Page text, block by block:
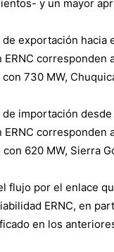
y un mayor
hacia el
730 MW,
desde
620 MW, Sierra
por el enlace que
ERNC, en
en los